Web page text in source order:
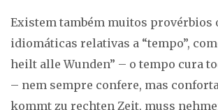
Existem também muitos provérbios
idiomáticas relativas a “tempo”,
heilt alle Wunden” – o tempo cura
– nem sempre confere, mas
kommt zu rechten Zeit, muss